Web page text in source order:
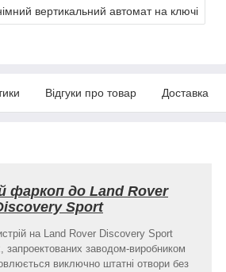
вертикальний автомат на ключі
Відгуки про товар Доставка
фаркоп до Land Rover
Sport
на Land Rover Discovery Sport
запроектованих заводом-виробником
виключно штатні отвори без